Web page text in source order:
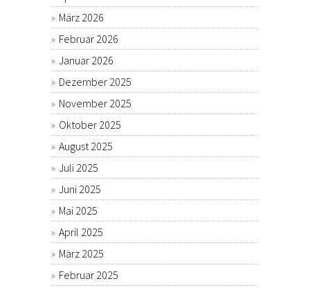
März 2026
Februar 2026
Januar 2026
Dezember 2025
November 2025
Oktober 2025
August 2025
Juli 2025
Juni 2025
Mai 2025
April 2025
März 2025
Februar 2025